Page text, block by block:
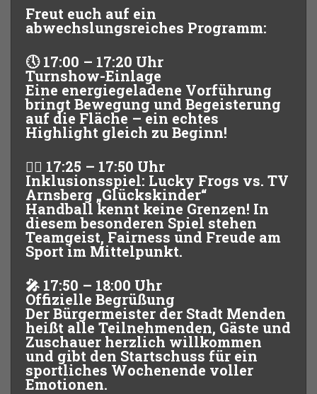
Freut euch auf ein
abwechslungsreiches Programm:
🕔17:00 – 17:20 Uhr
Turnshow-Einlage
Eine energiegeladene Vorführung
bringt Bewegung und Begeisterung
auf die Fläche – ein echtes
Highlight gleich zu Beginn!
🤾‍♂️ 17:25 – 17:50 Uhr
Inklusionsspiel: Lucky Frogs vs. TV
Arnsberg „Glückskinder“
Handball kennt keine Grenzen! In
diesem besonderen Spiel stehen
Teamgeist, Fairness und Freude am
Sport im Mittelpunkt.
🎤 17:50 – 18:00 Uhr
Offizielle Begrüßung
Der Bürgermeister der Stadt Menden
heißt alle Teilnehmenden, Gäste und
Zuschauer herzlich willkommen
und gibt den Startschuss für ein
sportliches Wochenende voller
Emotionen.